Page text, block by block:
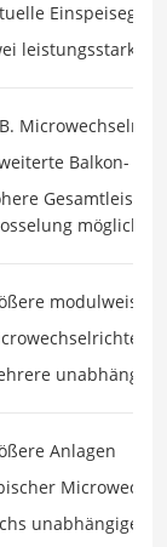
leistungsstarke
Balkon-
möglich
modulweise
unabhängige
Anlagen
unabhängige